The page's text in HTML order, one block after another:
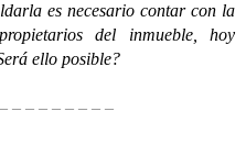
es necesario contar con la
del inmueble, hoy
ello posible?
– – – – – – – –